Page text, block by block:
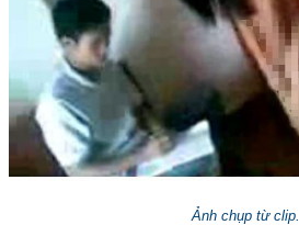
Ảnh chụp từ clip.